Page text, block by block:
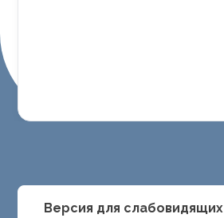
Версия для слабовидящих